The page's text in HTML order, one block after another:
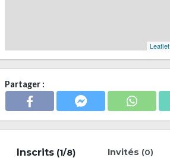
Leaflet
Partager :
Inscrits(1/8) Invités (0)